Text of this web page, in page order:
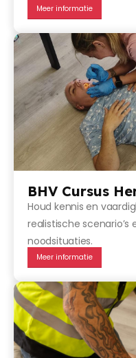
Meer informatie
BHV Cursus
Houd kennis en
realistische scenario’s
noodsituaties.
Meer informatie